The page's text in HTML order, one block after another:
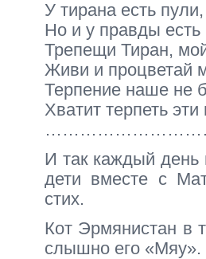
У тирана есть
Но и у правды есть
Трепещи Тиран,
Живи и процветай
Терпение наше не
Хватит терпеть
И так каждый день
дети вместе с
стих.
Кот Эрмянистан в
слышно его «Мяу».